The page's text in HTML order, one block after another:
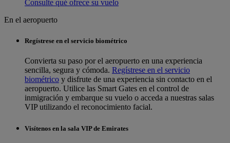
Consulte qué ofrece su vuelo
En el aeropuerto
Regístrese en el servicio biométrico
Convierta su paso por el aeropuerto en una experiencia
sencilla, segura y cómoda. Regístrese en el servicio
biométrico y disfrute de una experiencia sin contacto en el
aeropuerto. Utilice las Smart Gates en el control de
inmigración y embarque su vuelo o acceda a nuestras salas
VIP utilizando el reconocimiento facial.
Visítenos en la sala VIP de Emirates